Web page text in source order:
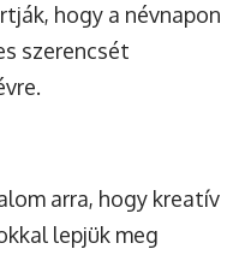
hogy a névnapon
szerencsét
arra, hogy kreatív
lepjük meg